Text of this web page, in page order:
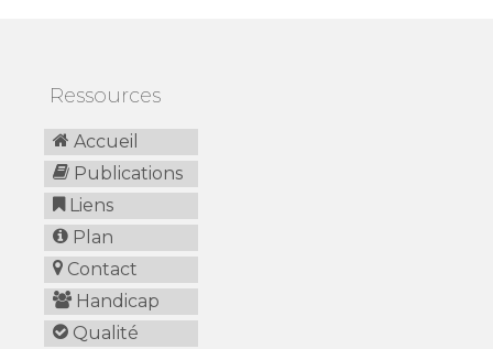
Ressources
Accueil
Publications
Liens
Plan
Contact
Handicap
Qualité